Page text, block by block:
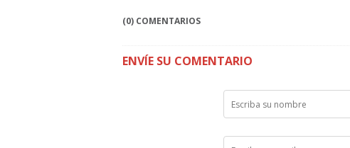
(0) COMENTARIOS
ENVÍE SU COMENTARIO